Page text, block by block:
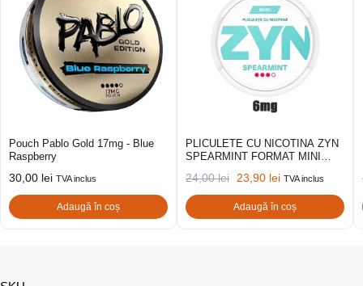
Pouch Pablo Gold 17mg - Blue
Raspberry
30,00 lei TVA inclus
Adaugă în coș
PLICULETE CU NICOTINA ZYN
SPEARMINT FORMAT MINI
24,00lei 23,90 lei TVA inclus
Adaugă în coș